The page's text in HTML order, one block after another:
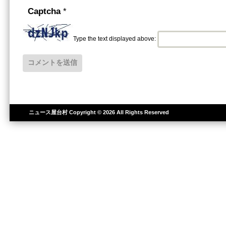
Captcha *
Type the text displayed above:
ニュース屋台村Copyright © 2026 All Rights Reserved